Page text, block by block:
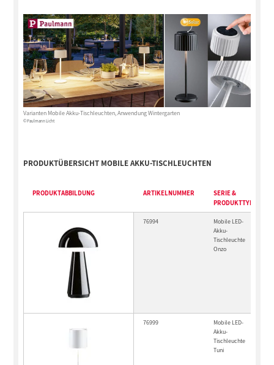
Varianten Mobile Akku-Tischleuchten, Anwendung Wintergarten
© Paulmann Licht
PRODUKTÜBERSICHT MOBILE AKKU-TISCHLEUCHTEN
PRODUKTABBILDUNG ARTIKELNUMMER
SERIE &
PRODUKTTYP
76994
Mobile LED-
Akku-
Tischleuchte
Onzo
76999
Mobile LED-
Akku-
Tischleuchte
Tuni